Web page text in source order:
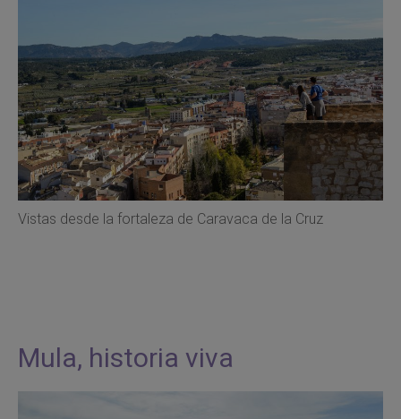
Vistas desde la fortaleza de Caravaca de la Cruz
Mula, historia viva